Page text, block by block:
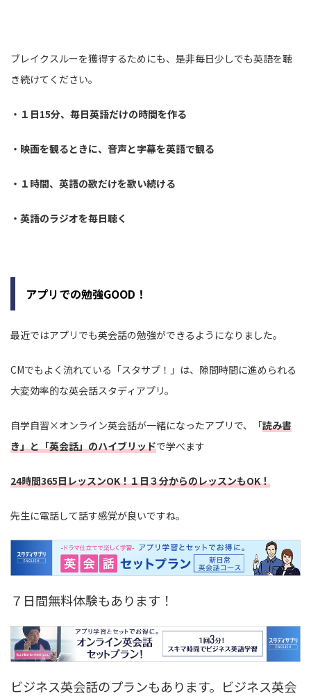
ブレイクスルーを獲得するためにも、是非毎日少しでも英語を聴
き続けてください。
・１日15分、毎日英語だけの時間を作る
・映画を観るときに、音声と字幕を英語で観る
・１時間、英語の歌だけを歌い続ける
・英語のラジオを毎日聴く
アプリでの勉強GOOD！
最近ではアプリでも英会話の勉強ができるようになりました。
CMでもよく流れている「スタサプ！」は、隙間時間に進められる
大変効率的な英会話スタディアプリ。
自学自習×オンライン英会話が一緒になったアプリで、「読み書
き」と「英会話」のハイブリッドで学べます
24時間365日レッスンOK！１日３分からのレッスンもOK！
先生に電話して話す感覚が良いですね。
７日間無料体験もあります！
ビジネス英会話のプランもあります。ビジネス英会